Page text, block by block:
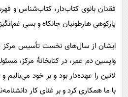
فقدان بانوی کتاب‌دار، کتاب‌شناس و
پارکوهی هارطونیان جانکاه و بسی
ایشان از سال‌های نخست تأسیس مرکز
واپسین دم عمر، در کتابخانۀ مرکز،
لاتین را عهده‌دار بود و بر خود
با ما همکاری کرد و بر غنای کار